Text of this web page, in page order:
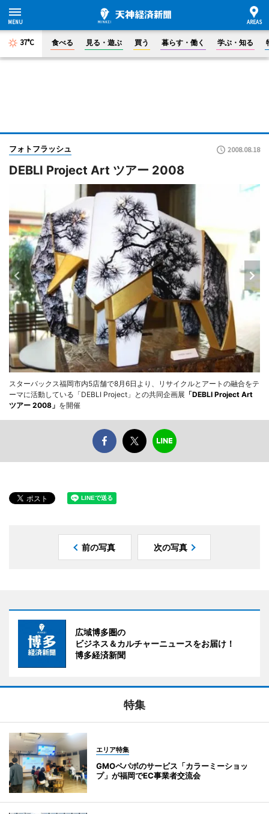
37°C 食べる 見る・遊ぶ 買う 暮らす・働く 学ぶ・知る
フォトフラッシュ 2008.08.18
DEBLI Project Art ツアー 2008
スターバックス福岡市内5店舗で8月6日より、リサイクルとアートの融合をテ
ーマに活動している「DEBLI Project」との共同企画展 「DEBLI Project Art
ツアー 2008」 を開催
前の写真 次の写真
広域博多圏の
ビジネス＆カルチャーニュースをお届け！
博多経済新聞
特集
エリア特集
GMOペパボのサービス「カラーミーショッ
プ」が福岡でEC事業者交流会